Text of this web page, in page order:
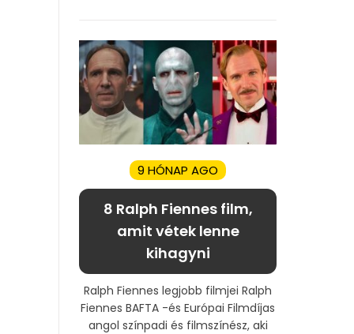
9 HÓNAP AGO
8 Ralph Fiennes film,
amit vétek lenne
kihagyni
Ralph Fiennes legjobb filmjei Ralph
Fiennes BAFTA -és Európai Filmdíjas
angol színpadi és filmszínész, aki